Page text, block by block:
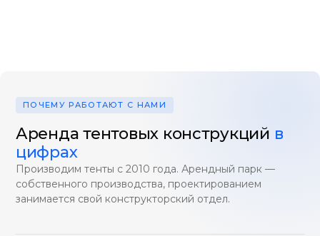
ПОЧЕМУ РАБОТАЮТ С НАМИ
Аренда тентовых конструкций в
цифрах
Производим тенты с 2010 года. Арендный парк —
собственного производства, проектированием
занимается свой конструкторский отдел.